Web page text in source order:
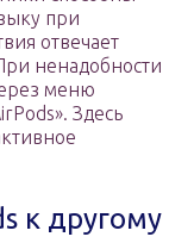
при
отвечает
ненадобности
меню
Здесь
к другому